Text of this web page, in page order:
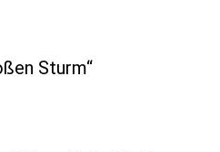
Sturm“